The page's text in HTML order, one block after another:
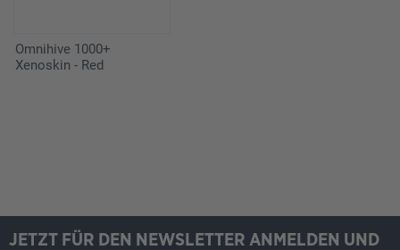
Omnihive 1000+
Xenoskin - Red
JETZT FÜR DEN NEWSLETTER ANMELDEN UND